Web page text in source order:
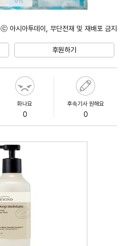
ⓒ 아시아투데이, 무단전재 및 재배포 금지
후원하기
화나요
0
후속기사 원해요
0